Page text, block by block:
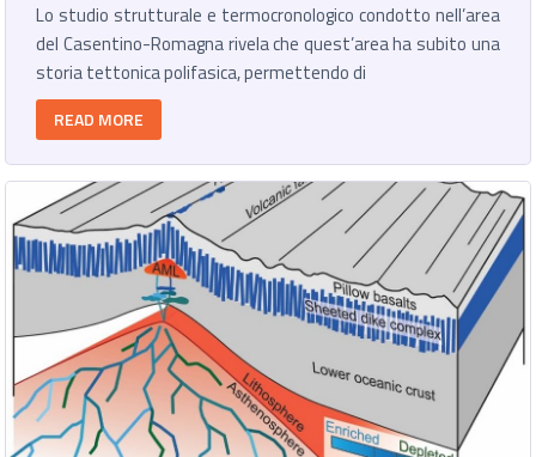
Lo studio strutturale e termocronologico condotto nell’area
del Casentino-Romagna rivela che quest’area ha subito una
storia tettonica polifasica, permettendo di
READ MORE